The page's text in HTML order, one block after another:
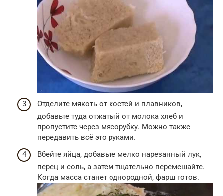
Отделите мякоть от костей и плавников,
добавьте туда отжатый от молока хлеб и
пропустите через мясорубку. Можно также
передавить всё это руками.
Вбейте яйца, добавьте мелко нарезанный лук,
перец и соль, а затем тщательно перемешайте.
Когда масса станет однородной, фарш готов.